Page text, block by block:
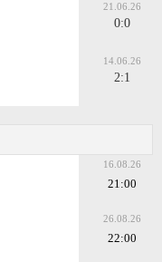
21.06.26
0:0
14.06.26
2:1
16.08.26
21:00
26.08.26
22:00